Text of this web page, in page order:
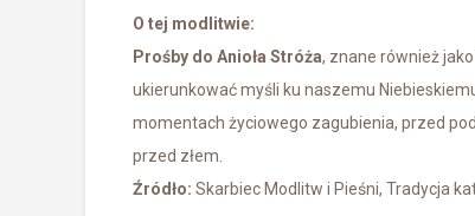
O tej modlitwie:
Prośby do Anioła Stróża, znane również
ukierunkować myśli ku naszemu
momentach życiowego zagubienia, przed
przed złem.
Źródło: Skarbiec Modlitw i Pieśni, Tradycja